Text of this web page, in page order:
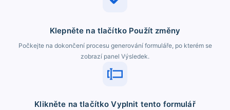
Klepněte na tlačítko Použít změny
Počkejte na dokončení procesu generování formuláře, po kterém se
zobrazí panel Výsledek.
Klikněte na tlačítko Vyplnit tento formulář